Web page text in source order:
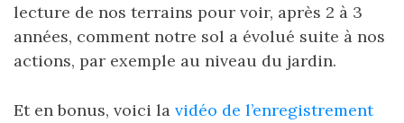
lecture de nos terrains pour voir, après 2 à 3
années, comment notre sol a évolué suite à nos
actions, par exemple au niveau du jardin.
Et en bonus, voici la vidéo de l’enregistrement